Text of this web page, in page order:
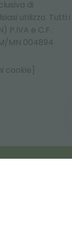
di
utilizzo. Tutti i
P.IVA e C.F.
MN 004894
cookie]